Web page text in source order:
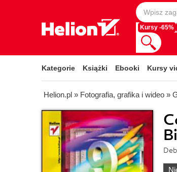
Kursy -65%
Kategorie Książki Ebooki Kursy
Helion.pl » Fotografia, grafika i wideo »